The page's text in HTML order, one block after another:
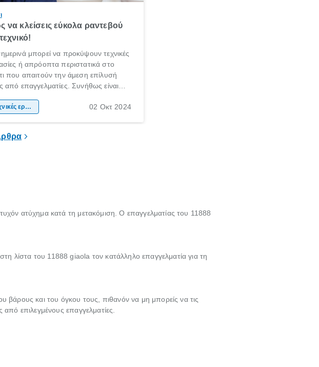
να κλείσεις εύκολα ραντεβού
μπορεί να προκύψουν τεχνικές
ή απρόοπτα περιστατικά στο
που απαιτούν την άμεση επίλυσή
από επαγγελματίες. Συνήθως είναι
επιδιορθώσεις μόνος σου, τις
πιστοποιημένο τεχνικό.
τεχνικές εργασίες 02 Οκτ 2024
ατύχημα κατά τη μετακόμιση. Ο επαγγελματίας του 11888
λίστα του 11888 giaola τον κατάλληλο επαγγελματία για τη
βάρους και του όγκου τους, πιθανόν να μη μπορείς να τις
επιλεγμένους επαγγελματίες.